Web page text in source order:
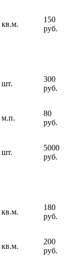
кв.м.
150
руб.
шт.
300
руб.
м.п.
80
руб.
шт.
5000
руб.
кв.м.
180
руб.
кв.м.
200
руб.